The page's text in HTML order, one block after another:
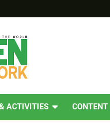
ACTIVITIES CONTENT